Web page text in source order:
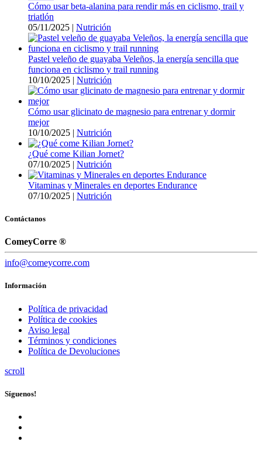
Cómo usar beta-alanina para rendir más en ciclismo, trail y
triatlón
05/11/2025 | Nutrición
Pastel veleño de guayaba Veleños, la energía sencilla que
funciona en ciclismo y trail running
10/10/2025 | Nutrición
Cómo usar glicinato de magnesio para entrenar y dormir
mejor
10/10/2025 | Nutrición
¿Qué come Kilian Jornet?
07/10/2025 | Nutrición
Vitaminas y Minerales en deportes Endurance
07/10/2025 | Nutrición
Contáctanos
ComeyCorre ®
info@comeycorre.com
Información
Política de privacidad
Política de cookies
Aviso legal
Términos y condiciones
Política de Devoluciones
scroll
Síguenos!